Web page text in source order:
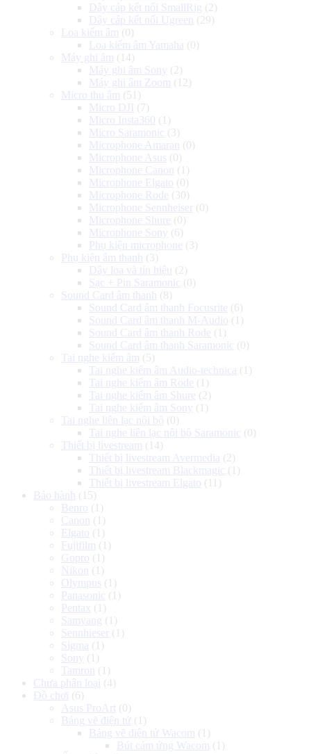
Dây cáp kết nối SmallRig (2)
Dây cáp kết nối Ugreen
(29)
Loa kiểm âm (0)
Loa kiểm âm Yamaha (0)
Máy ghi âm (14)
Máy ghi âm Sony (2)
Máy ghi âm Zoom (12)
Micro thu âm (51)
Micro DJI (7)
Micro Insta360 (1)
Micro Saramonic (3)
Microphone Amaran
(0)
Microphone Asus (0)
Microphone Canon
(1)
Microphone Elgato (0)
Microphone Rode (30)
Microphone Sennheiser
(0)
Microphone Shure (0)
Microphone Sony (6)
Phụ kiện microphone (3)
Phụ kiện âm thanh
(3)
Dây loa và tín hiệu
(2)
Sạc + Pin Saramonic (0)
Sound Card âm thanh
(8)
Sound Card âm thanh Focusrite (6)
Sound Card âm thanh M-Audio (1)
Sound Card âm thanh Rode (1)
Sound Card âm thanh Saramonic (0)
Tai nghe kiểm âm (5)
Tai nghe kiểm âm Audio-technica (1)
Tai nghe kiểm âm Rode (1)
Tai nghe kiểm âm Shure (2)
Tai nghe kiểm âm Sony (1)
Tai nghe liên lạc nội bộ (0)
Tai nghe liên lạc nội bộ Saramonic (0)
Thiết bị livestream (14)
Thiết bị livestream Avermedia (2)
Thiết bị livestream Blackmagic (1)
Thiết bị livestream Elgato (11)
Bảo hành
(15)
Benro (1)
Canon
(1)
Elgato (1)
Fujifilm (1)
Gopro (1)
Nikon
(1)
Olympus (1)
Panasonic (1)
Pentax (1)
Samyang (1)
Sennhieser
(1)
Sigma (1)
Sony (1)
Tamron
(1)
Chưa phân loại (4)
Đồ chơi (6)
Asus ProArt (0)
Bảng vẽ điện tử (1)
Bảng vẽ điện tử Wacom (1)
Bút cảm ứng Wacom (1)